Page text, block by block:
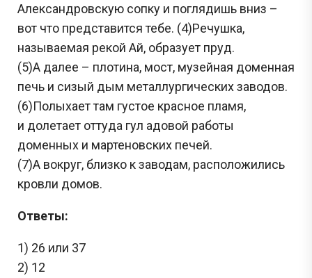
Александровскую сопку и поглядишь вниз –
вот что представится тебе. (4)Речушка,
называемая рекой Ай, образует пруд.
(5)А далее – плотина, мост, музейная доменная
печь и сизый дым металлургических заводов.
(6)Полыхает там густое красное пламя,
и долетает оттуда гул адовой работы
доменных и мартеновских печей.
(7)А вокруг, близко к заводам, расположились
кровли домов.
Ответы:
1) 26 или 37
2) 12